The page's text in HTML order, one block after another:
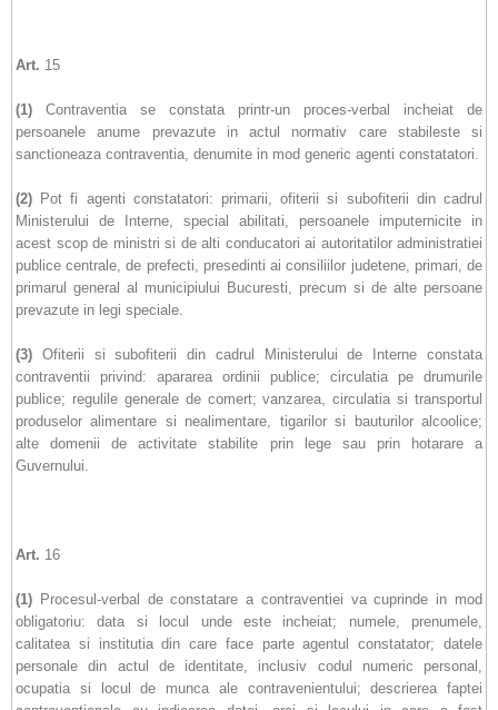
Art. 15
(1) Contraventia se constata printr-un proces-verbal incheiat de
persoanele anume prevazute in actul normativ care stabileste si
sanctioneaza contraventia, denumite in mod generic agenti constatatori.
(2) Pot fi agenti constatatori: primarii, ofiterii si subofiterii din cadrul
Ministerului de Interne, special abilitati, persoanele imputernicite in
acest scop de ministri si de alti conducatori ai autoritatilor administratiei
publice centrale, de prefecti, presedinti ai consiliilor judetene, primari, de
primarul general al municipiului Bucuresti, precum si de alte persoane
prevazute in legi speciale.
(3) Ofiterii si subofiterii din cadrul Ministerului de Interne constata
contraventii privind: apararea ordinii publice; circulatia pe drumurile
publice; regulile generale de comert; vanzarea, circulatia si transportul
produselor alimentare si nealimentare, tigarilor si bauturilor alcoolice;
alte domenii de activitate stabilite prin lege sau prin hotarare a
Guvernului.
Art. 16
(1) Procesul-verbal de constatare a contraventiei va cuprinde in mod
obligatoriu: data si locul unde este incheiat; numele, prenumele,
calitatea si institutia din care face parte agentul constatator; datele
personale din actul de identitate, inclusiv codul numeric personal,
ocupatia si locul de munca ale contravenientului; descrierea faptei